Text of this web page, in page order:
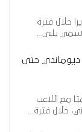
خلال فترة
رسمي يلبي…
ديوماندي حتى
مع اللاعب
خلال فترة…